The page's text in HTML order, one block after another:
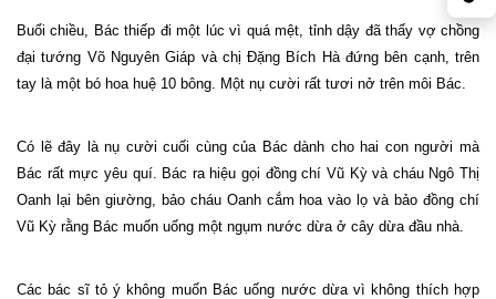
Buổi chiều, Bác thiếp đi một lúc vì quá mệt, tỉnh dậy đã thấy vợ chồng
đại tướng Võ Nguyên Giáp và chị Đặng Bích Hà đứng bên cạnh, trên
tay là một bó hoa huệ 10 bông. Một nụ cười rất tươi nở trên môi Bác.
Có lẽ đây là nụ cười cuối cùng của Bác dành cho hai con người mà
Bác rất mực yêu quí. Bác ra hiệu gọi đồng chí Vũ Kỳ và cháu Ngô Thị
Oanh lại bên giường, bảo cháu Oanh cắm hoa vào lọ và bảo đồng chí
Vũ Kỳ rằng Bác muốn uống một ngụm nước dừa ở cây dừa đầu nhà.
Các bác sĩ tỏ ý không muốn Bác uống nước dừa vì không thích hợp